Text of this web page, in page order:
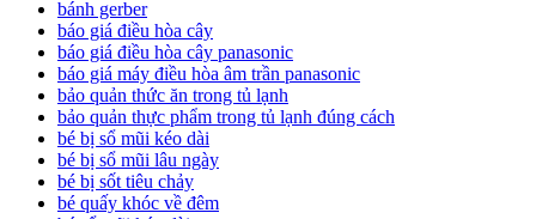
bánh gerber
báo giá điều hòa cây
báo giá điều hòa cây panasonic
báo giá máy điều hòa âm trần panasonic
bảo quản thức ăn trong tủ lạnh
bảo quản thực phẩm trong tủ lạnh đúng cách
bé bị sổ mũi kéo dài
bé bị sổ mũi lâu ngày
bé bị sốt tiêu chảy
bé quấy khóc về đêm